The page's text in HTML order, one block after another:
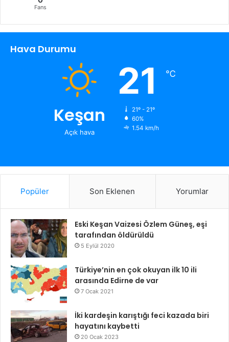
Fans
Hava Durumu
Keşan
Açık hava
21 ℃
21º - 21º
60%
1.54 km/h
Popüler Son Eklenen Yorumlar
Eski Keşan Vaizesi Özlem Güneş, eşi
tarafından öldürüldü
5 Eylül 2020
Türkiye’nin en çok okuyan ilk 10 ili
arasında Edirne de var
7 Ocak 2021
İki kardeşin karıştığı feci kazada biri
hayatını kaybetti
20 Ocak 2023